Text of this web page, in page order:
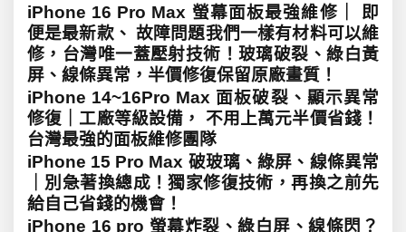
iPhone 16 Pro Max 螢幕面板最強維修｜ 即
便是最新款、 故障問題我們一樣有材料可以維
修，台灣唯一蓋壓射技術！玻璃破裂、綠白黃
屏、線條異常，半價修復保留原廠畫質！
iPhone 14~16Pro Max 面板破裂、顯示異常
修復｜工廠等級設備， 不用上萬元半價省錢！
台灣最強的面板維修團隊
iPhone 15 Pro Max 破玻璃、綠屏、線條異常
｜別急著換總成！獨家修復技術，再換之前先
給自己省錢的機會！
iPhone 16 pro 螢幕炸裂、綠白屏、線條閃？